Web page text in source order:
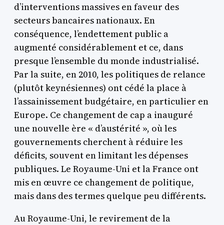
d’interventions massives en faveur des
secteurs bancaires nationaux. En
conséquence, l’endettement public a
augmenté considérablement et ce, dans
presque l’ensemble du monde industrialisé.
Par la suite, en 2010, les politiques de relance
(plutôt keynésiennes) ont cédé la place à
l’assainissement budgétaire, en particulier en
Europe. Ce changement de cap a inauguré
une nouvelle ère « d’austérité », où les
gouvernements cherchent à réduire les
déficits, souvent en limitant les dépenses
publiques. Le Royaume-Uni et la France ont
mis en œuvre ce changement de politique,
mais dans des termes quelque peu différents.
Au Royaume-Uni, le revirement de la